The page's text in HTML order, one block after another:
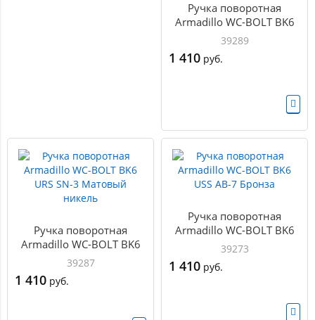
Ручка поворотная
Armadillo WC-BOLT BK6
URS MWSC-33
Итальянский тисненый
39289
1 410 руб.
Ручка поворотная
Armadillo WC-BOLT BK6
URS SN-3 Матовый
39287
1 410 руб.
Ручка поворотная
Armadillo WC-BOLT BK6
USS AB-7 Бронза
39273
1 410 руб.